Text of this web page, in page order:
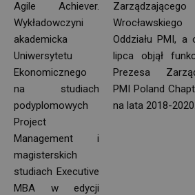
Agile Achiever.
Wykładowczyni
akademicka
Uniwersytetu
Ekonomicznego
na studiach
podyplomowych
Project
Management i
magisterskich
studiach Executive
MBA w edycji
Zarządzającego
Wrocławskiego
Oddziału PMI, a
lipca objął
Prezesa
PMI Poland
na lata 2018-